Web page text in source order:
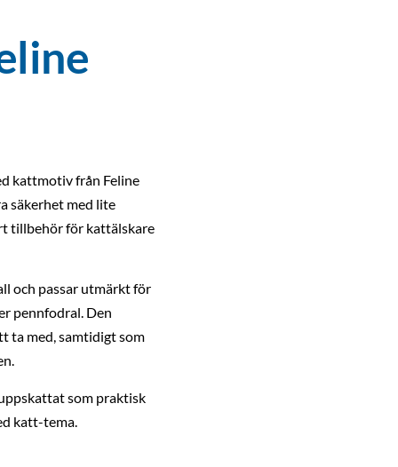
kattmotiv från Feline
säkerhet med lite
tillbehör för kattälskare
och passar utmärkt för
pennfodral. Den
ta med, samtidigt som
som praktisk
katt-tema.